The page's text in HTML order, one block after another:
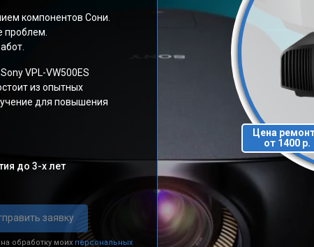
компонентов Сони.
проблем.
VPL-VW500ES
из опытных
для повышения
до 3-х лет
заявку
обработку моих персональных
Цена
от 1400 р.